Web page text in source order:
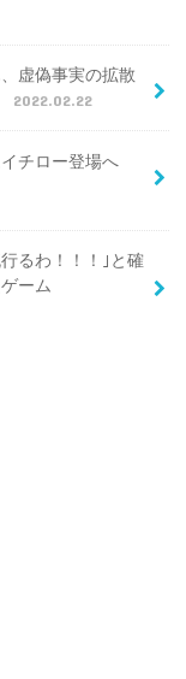
虚偽事実の拡散
2022.02.22
チロー登場へ
るわ！！！｣と確
ーム